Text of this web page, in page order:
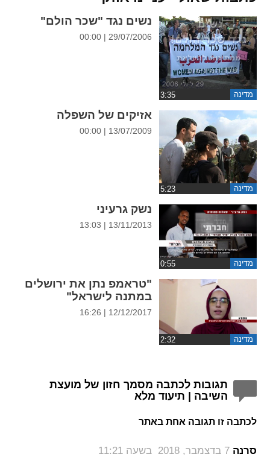
מדינה
נשים נגד "שכר הולם"
29/07/2006 | 00:00
מדינה
אזיקים של השפלה
13/07/2009 | 00:00
מדינה
נשק גרעיני
13/11/2013 | 13:03
מדינה
"טראמפ נתן את ירושלים
במתנה לישראל"
12/12/2017 | 16:26
תגובות לכתבה מסמך חזון של מועצת
השיבה | תיעוד מלא
לכתבה זו תגובה אחת באתר
סרנה ‏7 בדצמבר, 2018 בשעה 11:21